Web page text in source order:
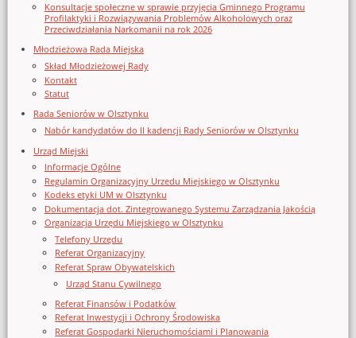
Konsultacje społeczne w sprawie przyjęcia Gminnego Programu
Profilaktyki i Rozwiązywania Problemów Alkoholowych oraz
Przeciwdziałania Narkomanii na rok 2026
Młodzieżowa Rada Miejska
Skład Młodzieżowej Rady
Kontakt
Statut
Rada Seniorów w Olsztynku
Nabór kandydatów do II kadencji Rady Seniorów w Olsztynku
Urząd Miejski
Informacje Ogólne
Regulamin Organizacyjny Urzedu Miejskiego w Olsztynku
Kodeks etyki UM w Olsztynku
Dokumentacja dot. Zintegrowanego Systemu Zarządzania Jakością
Organizacja Urzędu Miejskiego w Olsztynku
Telefony Urzędu
Referat Organizacyjny
Referat Spraw Obywatelskich
Urząd Stanu Cywilnego
Referat Finansów i Podatków
Referat Inwestycji i Ochrony Środowiska
Referat Gospodarki Nieruchomościami i Planowania